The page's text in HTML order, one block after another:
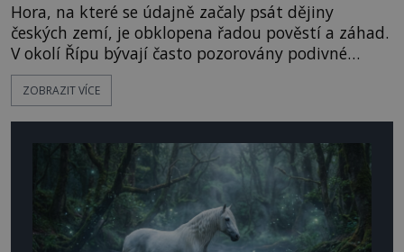
Hora, na které se údajně začaly psát dějiny
českých zemí, je obklopena řadou pověstí a záhad.
V okolí Řípu bývají často pozorovány podivné
světelné jevy a piloti malých letadel při přeletu
nad Řípem údajně zaznamenávají nevysvětlitelné
viditelný 455 metrů vysoký kopec.
ZOBRAZIT VÍCE